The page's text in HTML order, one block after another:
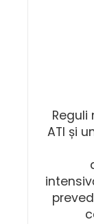
Reguli
ATI și